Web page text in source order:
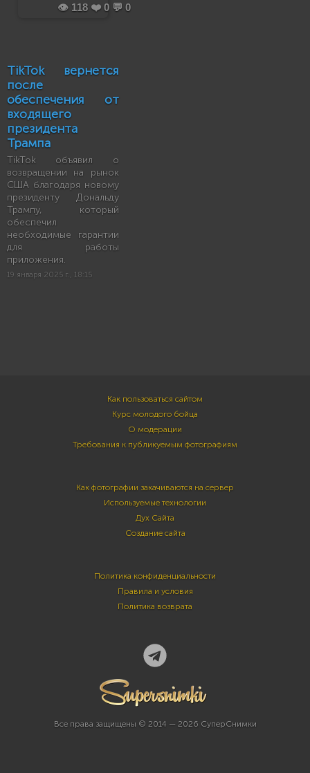
👁️ 118 ❤️ 0 💬 0
TikTok вернется
после
обеспечения от
входящего
президента
Трампа
TikTok объявил о
возвращении на рынок
США благодаря новому
президенту Дональду
Трампу, который
обеспечил
необходимые гарантии
для работы
приложения.
19 января 2025 г., 18:15
Как пользоваться сайтом
Курс молодого бойца
О модерации
Требования к публикуемым фотографиям
Как фотографии закачиваются на сервер
Используемые технологии
Дух Сайта
Создание сайта
Политика конфиденциальности
Правила и условия
Политика возврата
Все права защищены © 2014 — 2026 СуперСнимки